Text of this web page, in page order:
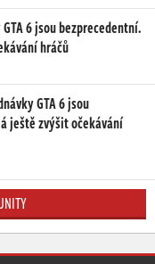
6 jsou bezprecedentní.
hráčů
GTA 6 jsou
ještě zvýšit očekávání